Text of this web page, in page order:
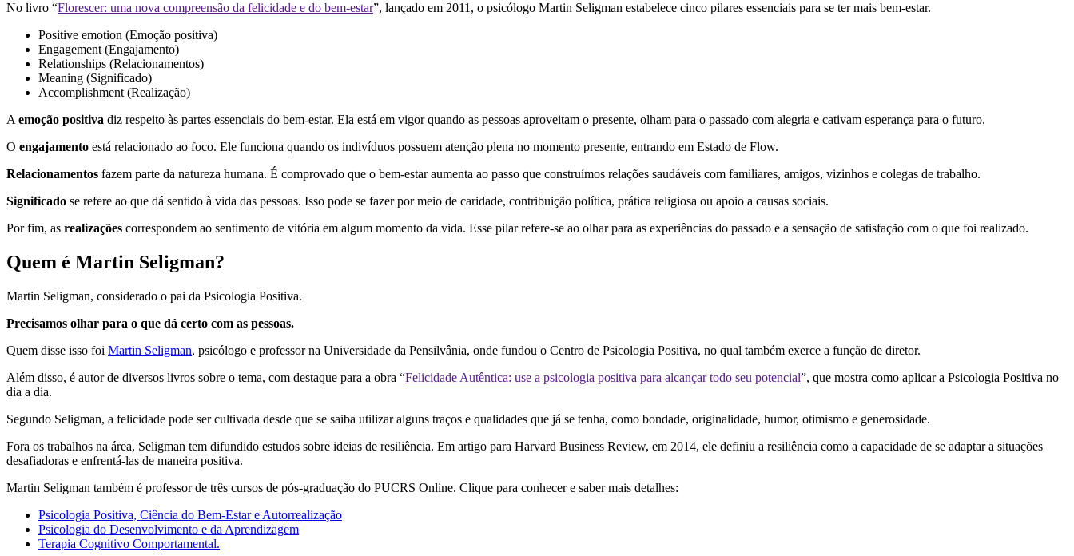
No livro “Florescer: uma nova compreensão da felicidade e do bem-estar”, lançado em 2011, o psicólogo Martin Seligman estabelece cinco pilares essenciais para se ter mais bem-estar.
Positive emotion (Emoção positiva)
Engagement (Engajamento)
Relationships (Relacionamentos)
Meaning (Significado)
Accomplishment (Realização)
Aemoção positiva diz respeito às partes essenciais do bem-estar. Ela está em vigor quando as pessoas aproveitam o presente, olham para o passado com alegria e cativam esperança para o futuro.
O engajamento está relacionado ao foco. Ele funciona quando os indivíduos possuem atenção plena no momento presente, entrando em Estado de Flow.
Relacionamentos fazem parte da natureza humana. É comprovado que o bem-estar aumenta ao passo que construímos relações saudáveis com familiares, amigos, vizinhos e colegas de trabalho.
Significado se refere ao que dá sentido à vida das pessoas. Isso pode se fazer por meio de caridade, contribuição política, prática religiosa ou apoio a causas sociais.
Por fim, as realizações correspondem ao sentimento de vitória em algum momento da vida. Esse pilar refere-se ao olhar para as experiências do passado e a sensação de satisfação com o que foi realizado.
Quem é Martin Seligman?
Martin Seligman, considerado o pai da Psicologia Positiva.
Precisamos olhar para o que dá certo com as pessoas.
Quem disse isso foi Martin Seligman, psicólogo e professor na Universidade da Pensilvânia, onde fundou o Centro de Psicologia Positiva, no qual também exerce a função de diretor.
Além disso, é autor de diversos livros sobre o tema, com destaque para a obra “Felicidade Autêntica: use a psicologia positiva para alcançar todo seu potencial”, que mostra como aplicar a Psicologia Positiva no
dia a dia.
Segundo Seligman, a felicidade pode ser cultivada desde que se saiba utilizar alguns traços e qualidades que já se tenha, como bondade, originalidade, humor, otimismo e generosidade.
Fora os trabalhos na área, Seligman tem difundido estudos sobre ideias de resiliência. Em artigo para Harvard Business Review, em 2014, ele definiu a resiliência como a capacidade de se adaptar a situações
desafiadoras e enfrentá-las de maneira positiva.
Martin Seligman também é professor de três cursos de pós-graduação do PUCRS Online. Clique para conhecer e saber mais detalhes:
Psicologia Positiva, Ciência do Bem-Estar e Autorrealização
Psicologia do Desenvolvimento e da Aprendizagem
Terapia Cognitivo Comportamental.